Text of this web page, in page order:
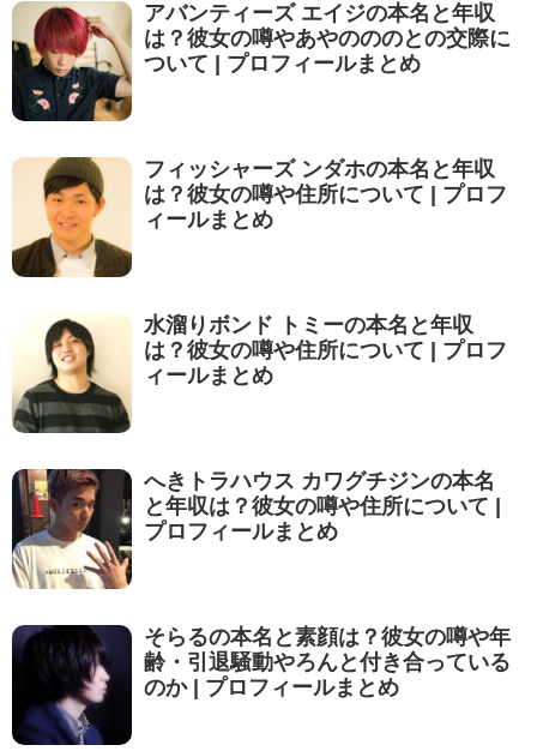
アバンティーズ エイジの本名と年収
は？彼女の噂やあやのののとの交際に
ついて | プロフィールまとめ
フィッシャーズ ンダホの本名と年収
は？彼女の噂や住所について | プロフ
ィールまとめ
水溜りボンド トミーの本名と年収
は？彼女の噂や住所について | プロフ
ィールまとめ
へきトラハウス カワグチジンの本名
と年収は？彼女の噂や住所について |
プロフィールまとめ
そらるの本名と素顔は？彼女の噂や年
齢・引退騒動やろんと付き合っている
のか | プロフィールまとめ